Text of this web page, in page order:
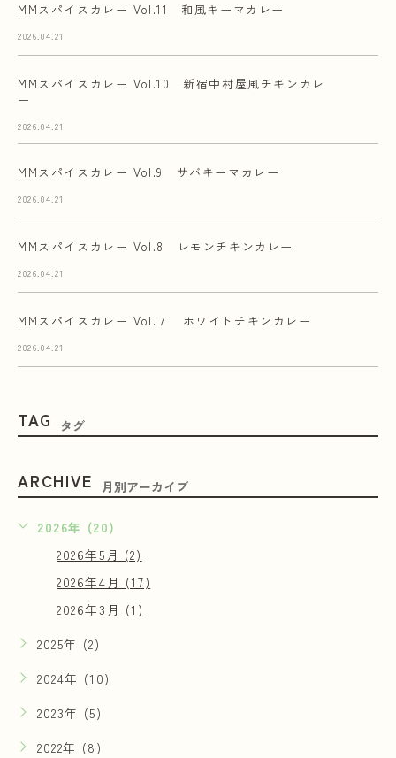
MMスパイスカレー Vol.11 和風キーマカレー
2026.04.21
MMスパイスカレー Vol.10 新宿中村屋風チキンカレ
ー
2026.04.21
MMスパイスカレー Vol.9 サバキーマカレー
2026.04.21
MMスパイスカレー Vol.8 レモンチキンカレー
2026.04.21
MMスパイスカレー Vol.７ ホワイトチキンカレー
2026.04.21
TAG タグ
ARCHIVE 月別アーカイブ
2026年 (20)
2026年5月 (2)
2026年4月 (17)
2026年3月 (1)
2025年 (2)
2024年 (10)
2023年 (5)
2022年 (8)